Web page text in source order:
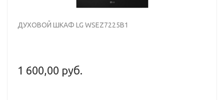
ДУХОВОЙ ШКАФ LG WSEZ7225B1
1 600,00 руб.